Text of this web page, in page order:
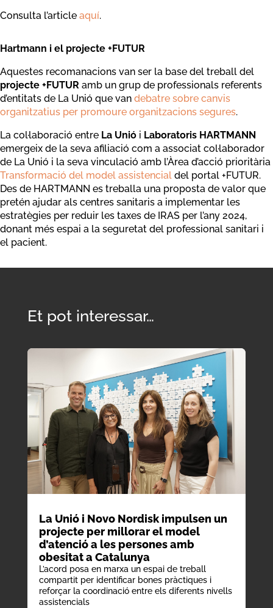
Consulta l’article aquí.
Hartmann i el projecte +FUTUR
Aquestes recomanacions van ser la base del treball del
projecte +FUTUR amb un grup de professionals referents
d’entitats de La Unió que van debatre sobre canvis
organitzatius per promoure organitzacions segures.
La col·laboració entre La Unió i Laboratoris HARTMANN
emergeix de la seva afiliació com a associat col·laborador
de La Unió i la seva vinculació amb l’Àrea d’acció prioritària
Transformació del model assistencial del portal +FUTUR.
Des de HARTMANN es treballa una proposta de valor que
pretén ajudar als centres sanitaris a implementar les
estratègies per reduir les taxes de IRAS per l’any 2024,
donant més espai a la seguretat del professional sanitari i
el pacient.
Et pot interessar…
La Unió i Novo Nordisk impulsen un
projecte per millorar el model
d’atenció a les persones amb
obesitat a Catalunya
L’acord posa en marxa un espai de treball
compartit per identificar bones pràctiques i
reforçar la coordinació entre els diferents nivells
assistencials